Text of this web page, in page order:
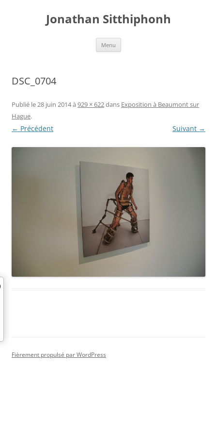
Jonathan Sitthiphonh
Menu
DSC_0704
Publié le28 juin 2014à 929 × 622dans Exposition à Beaumont sur
Hague.
← Précédent Suivant →
Fièrement propulsé par WordPress